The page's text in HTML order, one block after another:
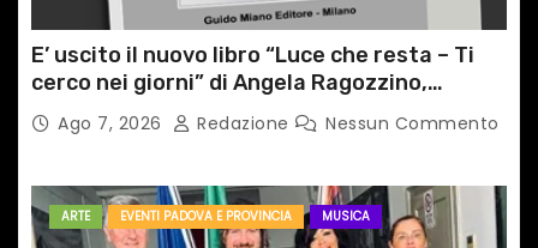
E’ uscito il nuovo libro “Luce che resta – Ti
cerco nei giorni” di Angela Ragozzino,
medico primario di Capua
Ago 7, 2026 Redazione Nessun Commento
ARTE EVENTI PADOVA E PROVINCIA MUSICA